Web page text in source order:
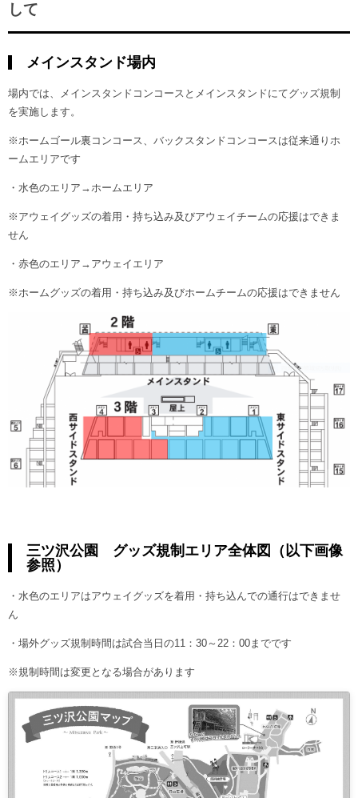
して
メインスタンド場内
場内では、メインスタンドコンコースとメインスタンドにてグッズ規制
を実施します。
※ホームゴール裏コンコース、バックスタンドコンコースは従来通りホ
ームエリアです
・水色のエリア→ホームエリア
※アウェイグッズの着用・持ち込み及びアウェイチームの応援はできま
せん
・赤色のエリア→アウェイエリア
※ホームグッズの着用・持ち込み及びホームチームの応援はできません
三ツ沢公園 グッズ規制エリア全体図（以下画像
参照）
・水色のエリアはアウェイグッズを着用・持ち込んでの通行はできませ
ん
・場外グッズ規制時間は試合当日の11：30～22：00までです
※規制時間は変更となる場合があります